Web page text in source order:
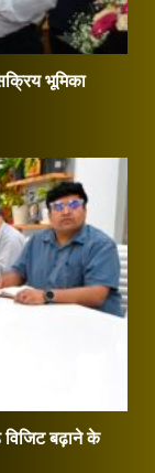
भूमिका
विजिट बढ़ाने के